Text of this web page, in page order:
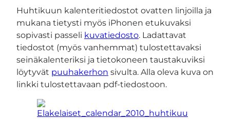
Huhtikuun kalenteritiedostot ovatten linjoilla ja
mukana tietysti myös iPhonen etukuvaksi
sopivasti passeli kuvatiedosto. Ladattavat
tiedostot (myös vanhemmat) tulostettavaksi
seinäkalenteriksi ja tietokoneen taustakuviksi
löytyvät puuhakerhon sivulta. Alla oleva kuva on
linkki tulostettavaan pdf-tiedostoon.